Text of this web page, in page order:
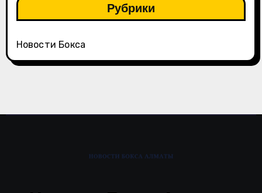
Рубрики
Новости Бокса